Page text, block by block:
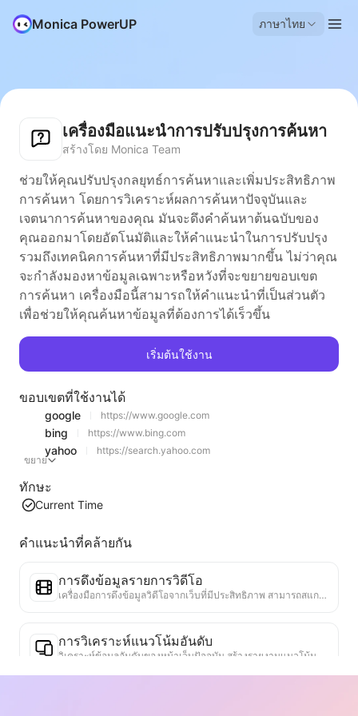
Monica PowerUP ภาษาไทย
เครื่องมือแนะนำการปรับปรุงการค้นหา
สร้างโดย Monica Team
ช่วยให้คุณปรับปรุงกลยุทธ์การค้นหาและเพิ่มประสิทธิภาพ
การค้นหา โดยการวิเคราะห์ผลการค้นหาปัจจุบันและ
เจตนาการค้นหาของคุณ มันจะดึงคำค้นหาต้นฉบับของ
คุณออกมาโดยอัตโนมัติและให้คำแนะนำในการปรับปรุง
รวมถึงเทคนิคการค้นหาที่มีประสิทธิภาพมากขึ้น ไม่ว่าคุณ
จะกำลังมองหาข้อมูลเฉพาะหรือหวังที่จะขยายขอบเขต
การค้นหา เครื่องมือนี้สามารถให้คำแนะนำที่เป็นส่วนตัว
เพื่อช่วยให้คุณค้นหาข้อมูลที่ต้องการได้เร็วขึ้น
เริ่มต้นใช้งาน
ขอบเขตที่ใช้งานได้
google https://www.google.com
bing https://www.bing.com
yahoo
https://search.yahoo.com
ขยาย
ทักษะ
Current Time
คำแนะนำที่คล้ายกัน
การดึงข้อมูลรายการวิดีโอ
เครื่องมือการดึงข้อมูลวิดีโอจากเว็บที่มีประสิทธิภาพ สามารถสแกนเว็บได้อย่างรวดเร็วและจัดระเบียบข้อมูลวิดีโอเป็นตาราง Markdown ที่มีโครงสร้าง
การวิเคราะห์แนวโน้มอันดับ